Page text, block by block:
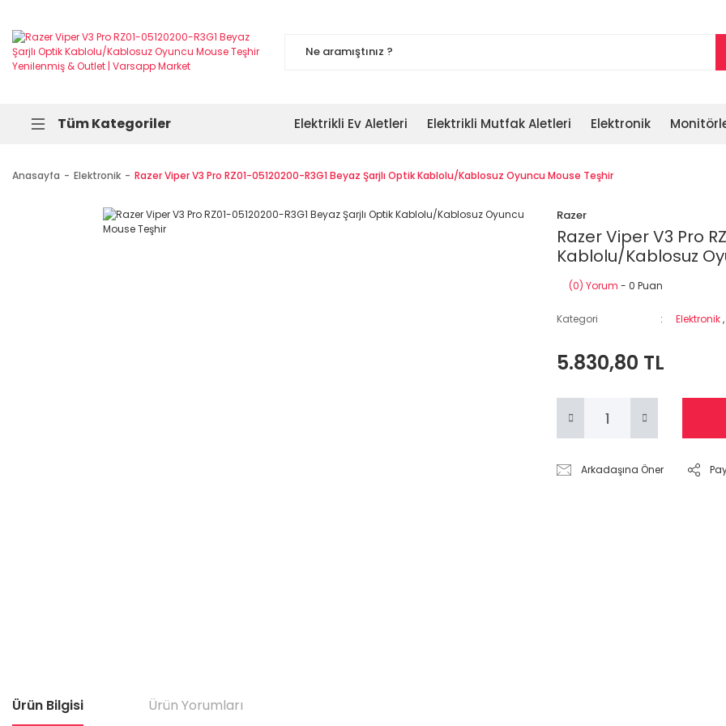
Tüm Kategoriler Elektrikli Ev Aletleri Elektrikli Mutfak Aletleri Elektronik
Anasayfa Elektronik Razer Viper V3 Pro RZ01-05120200-R3G1 Beyaz Şarjlı Optik Kablolu/Kablosuz Oyuncu Mouse Teşhir
Razer
Razer Viper V3 Pro
Kablolu/Kablosuz
(0) Yorum - 0 Puan
Kategori Elektronik
5.830,80 TL
Arkadaşına Öner
Ürün Bilgisi Ürün Yorumları